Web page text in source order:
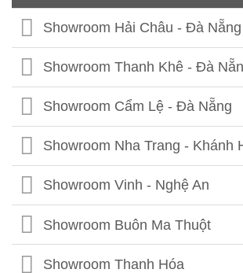
Showroom Thái Thịnh - Hà Nội
Showroom Lê Chân - Hải Phòng
Showroom Hạ Long - Quảng
Showroom Bắc Ninh
Showroom Hưng Yên
Showroom Thái Bình
Showroom Vĩnh Phúc
Showroom Hải Châu - Đà Nẵng
Showroom Thanh Khê - Đà
Showroom Cẩm Lệ - Đà Nẵng
Showroom Nha Trang - Khánh
Showroom Vinh - Nghệ An
Showroom Buôn Ma Thuột
Showroom Thanh Hóa